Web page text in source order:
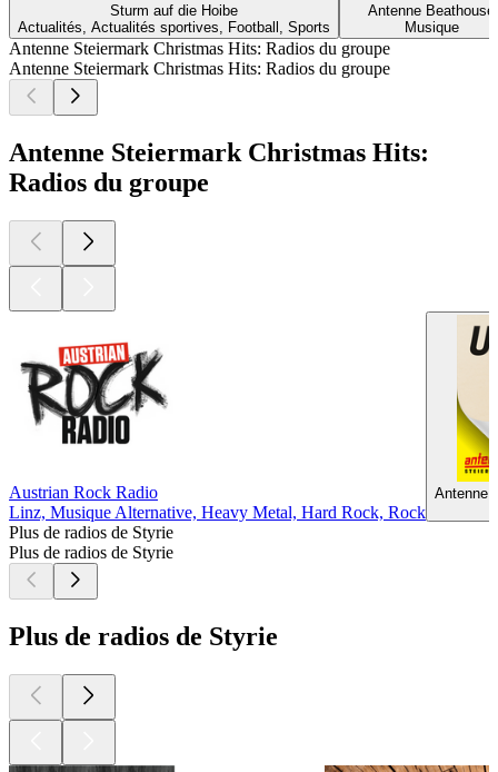
Sturm auf die Hoibe
Actualités, Actualités sportives, Football, Sports
Antenne Beathouse
Musique
Antenne Steiermark Christmas Hits: Radios du groupe
Antenne Steiermark Christmas Hits: Radios du groupe
Antenne Steiermark Christmas Hits:
Radios du groupe
Austrian Rock Radio
Linz, Musique Alternative, Heavy Metal, Hard Rock, Rock
Antenne
Plus de radios de Styrie
Plus de radios de Styrie
Plus de radios de Styrie